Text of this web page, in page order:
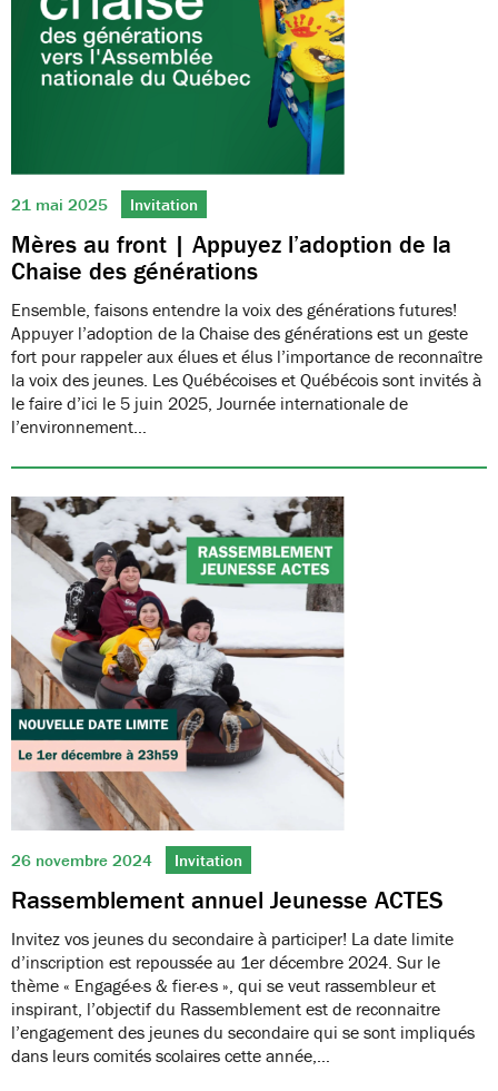
21 mai 2025 Invitation
Mères au front | Appuyez l’adoption de la
Chaise des générations
Ensemble, faisons entendre la voix des générations futures!
Appuyer l’adoption de la Chaise des générations est un geste
fort pour rappeler aux élues et élus l’importance de reconnaître
la voix des jeunes. Les Québécoises et Québécois sont invités à
le faire d’ici le 5 juin 2025, Journée internationale de
l’environnement…
26 novembre 2024 Invitation
Rassemblement annuel Jeunesse ACTES
Invitez vos jeunes du secondaire à participer! La date limite
d’inscription est repoussée au 1er décembre 2024. Sur le
thème « Engagé·e·s & fier·e·s », qui se veut rassembleur et
inspirant, l’objectif du Rassemblement est de reconnaitre
l’engagement des jeunes du secondaire qui se sont impliqués
dans leurs comités scolaires cette année,…